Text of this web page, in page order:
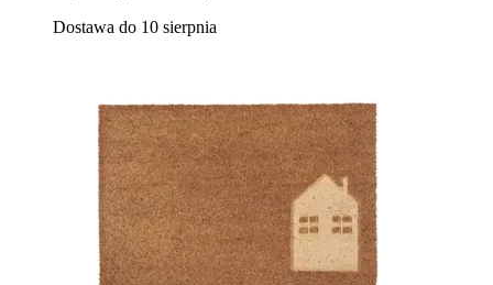
Dostawa do 10 sierpnia